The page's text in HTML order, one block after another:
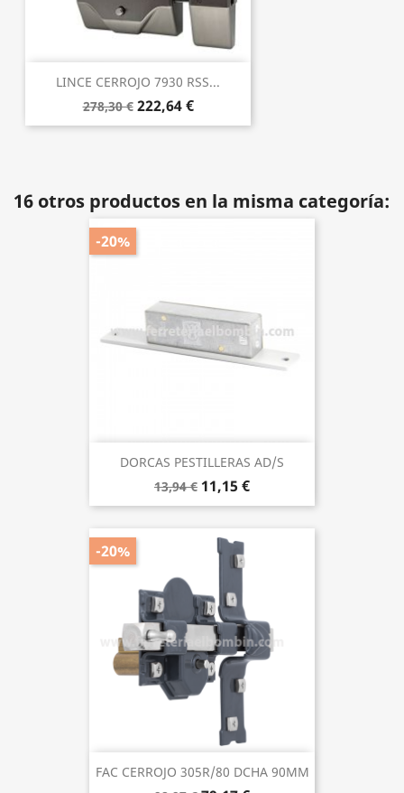
LINCE CERROJO 7930 RSS...
278,30 € 222,64 €
16 otros productos en la misma categoría:
DORCAS PESTILLERAS AD/S
13,94 € 11,15 €
-20%
FAC CERROJO 305R/80 DCHA 90MM
-20%